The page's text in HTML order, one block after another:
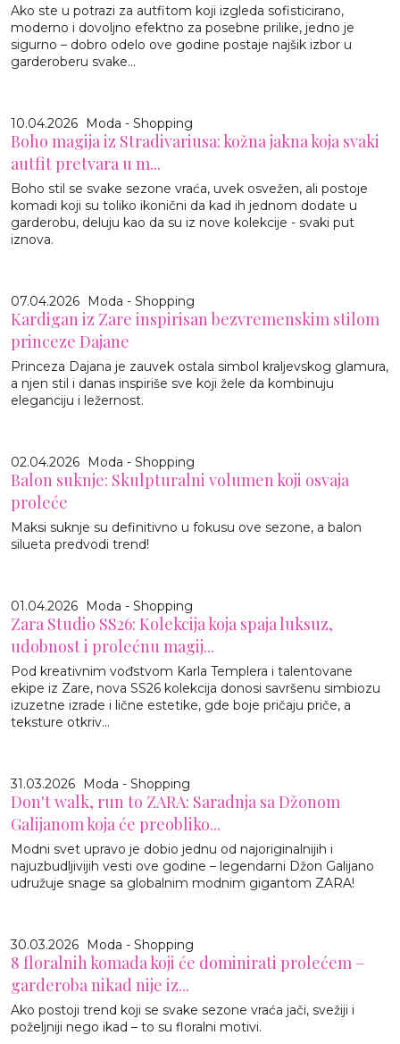
Ako ste u potrazi za autfitom koji izgleda sofisticirano,
moderno i dovoljno efektno za posebne prilike, jedno je
sigurno – dobro odelo ove godine postaje najšik izbor u
garderoberu svake...
10.04.2026 Moda - Shopping
Boho magija iz Stradivariusa: kožna jakna koja svaki
autfit pretvara u m...
Boho stil se svake sezone vraća, uvek osvežen, ali postoje
komadi koji su toliko ikonični da kad ih jednom dodate u
garderobu, deluju kao da su iz nove kolekcije - svaki put
iznova.
07.04.2026 Moda - Shopping
Kardigan iz Zare inspirisan bezvremenskim stilom
princeze Dajane
Princeza Dajana je zauvek ostala simbol kraljevskog glamura,
a njen stil i danas inspiriše sve koji žele da kombinuju
eleganciju i ležernost.
02.04.2026 Moda - Shopping
Balon suknje: Skulpturalni volumen koji osvaja
proleće
Maksi suknje su definitivno u fokusu ove sezone, a balon
silueta predvodi trend!
01.04.2026 Moda - Shopping
Zara Studio SS26: Kolekcija koja spaja luksuz,
udobnost i prolećnu magij...
Pod kreativnim vođstvom Karla Templera i talentovane
ekipe iz Zare, nova SS26 kolekcija donosi savršenu simbiozu
izuzetne izrade i lične estetike, gde boje pričaju priče, a
teksture otkriv...
31.03.2026 Moda - Shopping
Don't walk, run to ZARA: Saradnja sa Džonom
Galijanom koja će preobliko...
Modni svet upravo je dobio jednu od najoriginalnijih i
najuzbudljivijih vesti ove godine – legendarni Džon Galijano
udružuje snage sa globalnim modnim gigantom ZARA!
30.03.2026 Moda - Shopping
8 floralnih komada koji će dominirati prolećem –
garderoba nikad nije iz...
Ako postoji trend koji se svake sezone vraća jači, svežiji i
poželjniji nego ikad – to su floralni motivi.